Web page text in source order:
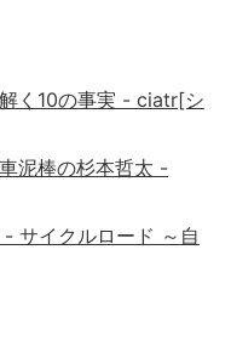
く10の事実 - ciatr[シ
泥棒の杉本哲太 -
サイクルロード ～自